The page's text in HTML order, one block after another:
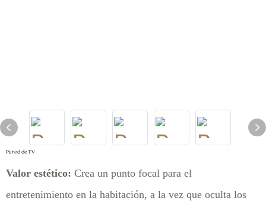
Pared de TV
Valor estético: Crea un punto focal para el
entretenimiento en la habitación, a la vez que oculta los